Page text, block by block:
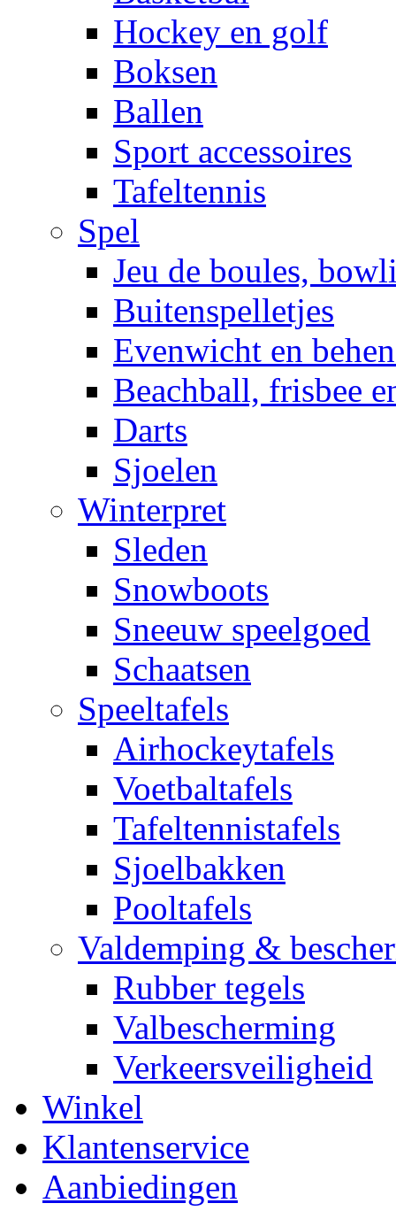
Hockey en golf
Boksen
Ballen
Sport accessoires
Tafeltennis
Spel
Jeu de boules,
Buitenspelletjes
Evenwicht en
Beachball, frisbee
Darts
Sjoelen
Winterpret
Sleden
Snowboots
Sneeuw speelgoed
Schaatsen
Speeltafels
Airhockeytafels
Voetbaltafels
Tafeltennistafels
Sjoelbakken
Pooltafels
Valdemping &
Rubber tegels
Valbescherming
Verkeersveiligheid
Winkel
Klantenservice
Aanbiedingen